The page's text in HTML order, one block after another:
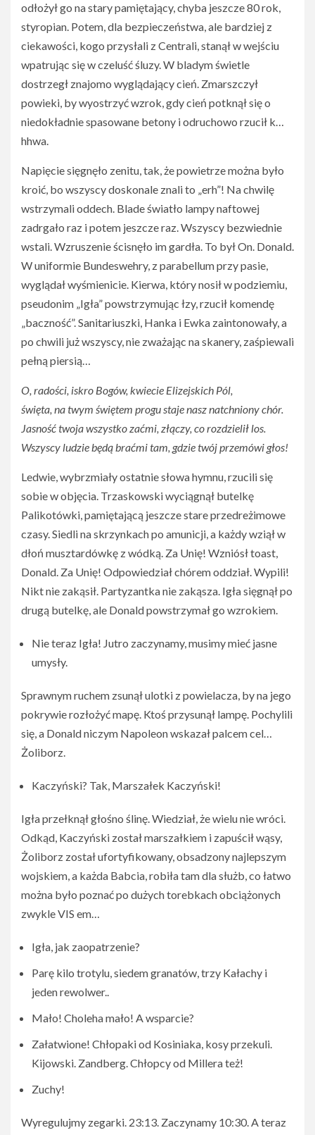
odłożył go na stary pamiętający, chyba jeszcze 80 rok,
styropian. Potem, dla bezpieczeństwa, ale bardziej z
ciekawości, kogo przysłali z Centrali, stanął w wejściu
wpatrując się w czeluść śluzy. W bladym świetle
dostrzegł znajomo wyglądający cień. Zmarszczył
powieki, by wyostrzyć wzrok, gdy cień potknął się o
niedokładnie spasowane betony i odruchowo rzucił k…
hhwa.
Napięcie sięgnęło zenitu, tak, że powietrze można było
kroić, bo wszyscy doskonale znali to „erh”! Na chwilę
wstrzymali oddech. Blade światło lampy naftowej
zadrgało raz i potem jeszcze raz. Wszyscy bezwiednie
wstali. Wzruszenie ścisnęło im gardła. To był On. Donald.
W uniformie Bundeswehry, z parabellum przy pasie,
wyglądał wyśmienicie. Kierwa, który nosił w podziemiu,
pseudonim „Igła” powstrzymując łzy, rzucił komendę
„baczność”. Sanitariuszki, Hanka i Ewka zaintonowały, a
po chwili już wszyscy, nie zważając na skanery, zaśpiewali
pełną piersią…
O, radości, iskro Bogów, kwiecie Elizejskich Pól,
święta, na twym świętem progu staje nasz natchniony chór.
Jasność twoja wszystko zaćmi, złączy, co rozdzielił los.
Wszyscy ludzie będą braćmi tam, gdzie twój przemówi głos!
Ledwie, wybrzmiały ostatnie słowa hymnu, rzucili się
sobie w objęcia. Trzaskowski wyciągnął butelkę
Palikotówki, pamiętającą jeszcze stare przedreżimowe
czasy. Siedli na skrzynkach po amunicji, a każdy wziął w
dłoń musztardówkę z wódką. Za Unię! Wzniósł toast,
Donald. Za Unię! Odpowiedział chórem oddział. Wypili!
Nikt nie zakąsił. Partyzantka nie zakąsza. Igła sięgnął po
drugą butelkę, ale Donald powstrzymał go wzrokiem.
Nie teraz Igła! Jutro zaczynamy, musimy mieć jasne
umysły.
Sprawnym ruchem zsunął ulotki z powielacza, by na jego
pokrywie rozłożyć mapę. Ktoś przysunął lampę. Pochylili
się, a Donald niczym Napoleon wskazał palcem cel…
Żoliborz.
Kaczyński? Tak, Marszałek Kaczyński!
Igła przełknął głośno ślinę. Wiedział, że wielu nie wróci.
Odkąd, Kaczyński został marszałkiem i zapuścił wąsy,
Żoliborz został ufortyfikowany, obsadzony najlepszym
wojskiem, a każda Babcia, robiła tam dla służb, co łatwo
można było poznać po dużych torebkach obciążonych
zwykle VIS em…
Igła, jak zaopatrzenie?
Parę kilo trotylu, siedem granatów, trzy Kałachy i
jeden rewolwer..
Mało! Choleha mało! A wsparcie?
Załatwione! Chłopaki od Kosiniaka, kosy przekuli.
Kijowski. Zandberg. Chłopcy od Millera też!
Zuchy!
Wyregulujmy zegarki. 23:13. Zaczynamy 10:30. A teraz